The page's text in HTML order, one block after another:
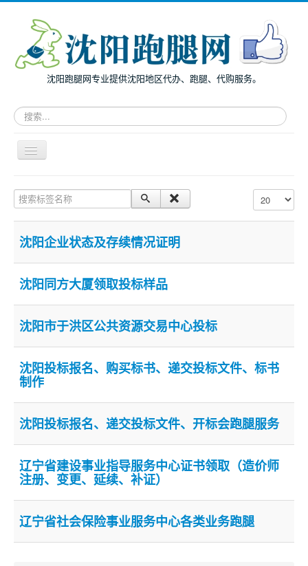
沈阳跑腿网专业提供沈阳地区代办、跑腿、代购服务。
请
输
键
索
跑
腿
服
务
导
航
关
面向个人
服务指南
跑腿网店
搜索标签名称 每页显示条数
沈阳企业状态及存续情况证明
沈阳同方大厦领取投标样品
沈阳市于洪区公共资源交易中心投标
沈阳投标报名、购买标书、递交投标文件、标书
制作
沈阳投标报名、递交投标文件、开标会跑腿服务
辽宁省建设事业指导服务中心证书领取（造价师
注册、变更、延续、补证）
辽宁省社会保险事业服务中心各类业务跑腿